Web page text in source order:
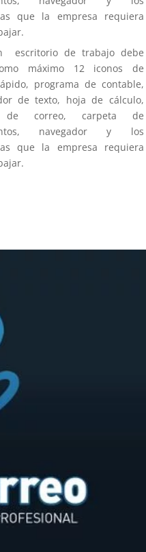
que la empresa requiera
escritorio de trabajo debe
máximo 12 iconos de
programa de contable,
de texto, hoja de cálculo,
de correo, carpeta de
navegador y los
que la empresa requiera